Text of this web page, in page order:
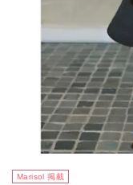
Marisol 掲載